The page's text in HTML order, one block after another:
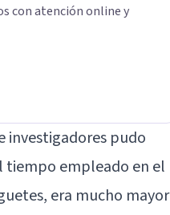
con atención online y
investigadores pudo
tiempo empleado en el
era mucho mayor